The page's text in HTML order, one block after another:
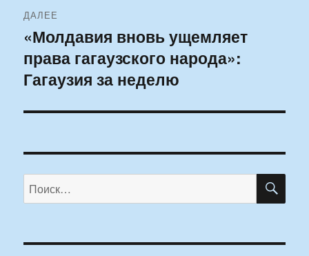
ДАЛЕЕ
Следующая
запись:
«Молдавия вновь ущемляет
права гагаузского народа»:
Гагаузия за неделю
Искать: